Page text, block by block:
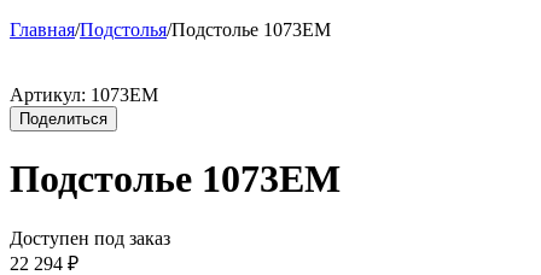
Главная/Подстолья/Подстолье 1073EM
Артикул: 1073EM
Поделиться
Подстолье 1073EM
Доступен под заказ
22 294 ₽